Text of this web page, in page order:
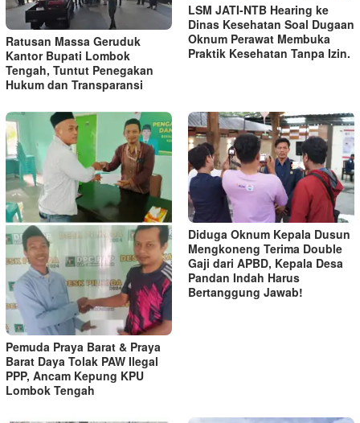
Ratusan Massa Geruduk
Kantor Bupati Lombok
Tengah, Tuntut Penegakan
Hukum dan Transparansi
LSM JATI-NTB Hearing ke
Dinas Kesehatan Soal Dugaan
Oknum Perawat Membuka
Praktik Kesehatan Tanpa Izin.
Pemuda Praya Barat & Praya
Barat Daya Tolak PAW Ilegal
PPP, Ancam Kepung KPU
Lombok Tengah
Diduga Oknum Kepala Dusun
Mengkoneng Terima Double
Gaji dari APBD, Kepala Desa
Pandan Indah Harus
Bertanggung Jawab!